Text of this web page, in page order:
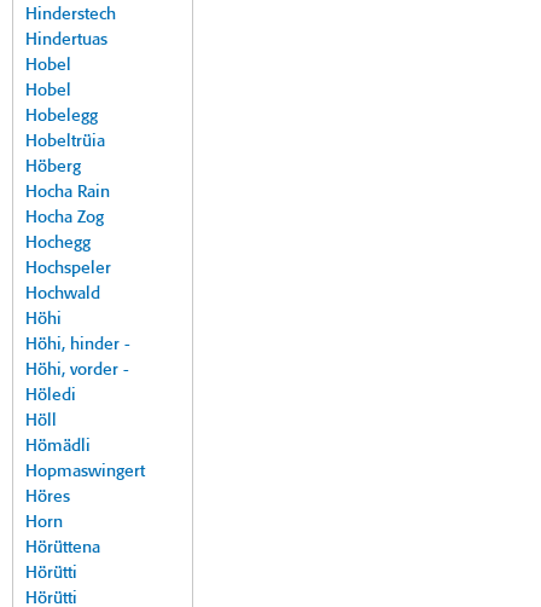
Hinderstech
Hindertuas
Hobel
Hobel
Hobelegg
Hobeltrüia
Höberg
Hocha Rain
Hocha Zog
Hochegg
Hochspeler
Hochwald
Höhi
Höhi, hinder -
Höhi, vorder -
Höledi
Höll
Hömädli
Hopmaswingert
Höres
Horn
Hörüttena
Hörütti
Hörütti